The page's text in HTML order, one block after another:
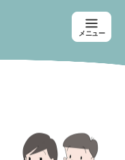
メニュー